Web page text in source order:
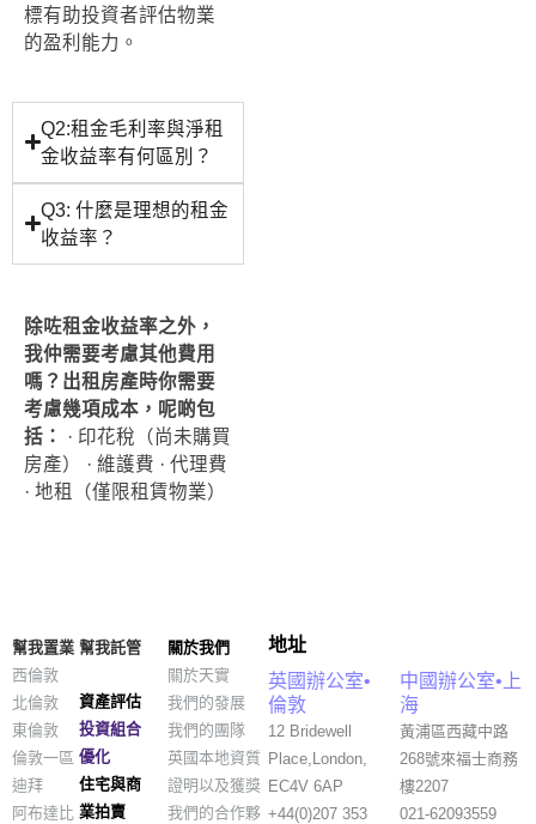
標有助投資者評估物業
的盈利能力。
Q2:租金毛利率與淨租
金收益率有何區別？
Q3: 什麼是理想的租金
收益率？
除咗租金收益率之外，
我仲需要考慮其他費用
嗎？出租房產時你需要
考慮幾項成本，呢啲包
括：
· 印花稅（尚未購買
房產） · 維護費 · 代理費
· 地租（僅限租賃物業）
幫我置業
西倫敦
北倫敦
東倫敦
倫敦一區
迪拜
阿布達比
幫我託管
資產評估
投資組合
優化
住宅與商
業拍賣
關於我們
關於天實
我們的發展
我們的團隊
英國本地資質
證明以及獲獎
我們的合作夥
地址
英國辦公室•
倫敦
12 Bridewell
Place,London,
EC4V 6AP
+44(0)207 353
中國辦公室•上
海
黃浦區西藏中路
268號來福士商務
樓2207
021-62093559